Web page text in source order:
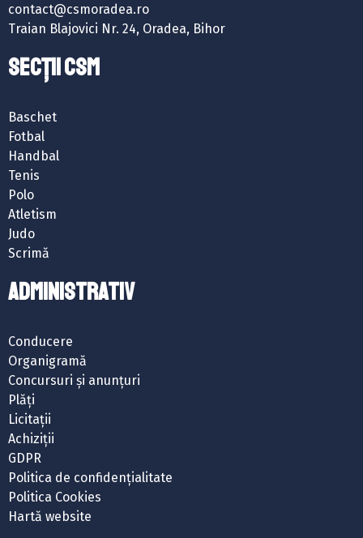
contact@csmoradea.ro
Traian Blajovici Nr. 24, Oradea, Bihor
SECȚII CSM
Baschet
Fotbal
Handbal
Tenis
Polo
Atletism
Judo
Scrimă
ADMINISTRATIV
Conducere
Organigramă
Concursuri și anunțuri
Plăți
Licitații
Achiziții
GDPR
Politica de confidențialitate
Politica Cookies
Hartă website